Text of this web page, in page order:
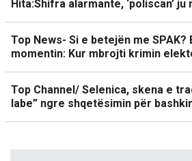
Hita:Shifra alarmante, ‘poliscan’
Top News- Si e betejën me
momentin: Kur mbrojti krimin
Top Channel/ Selenica, skena e
labe” ngre shqetësimin për